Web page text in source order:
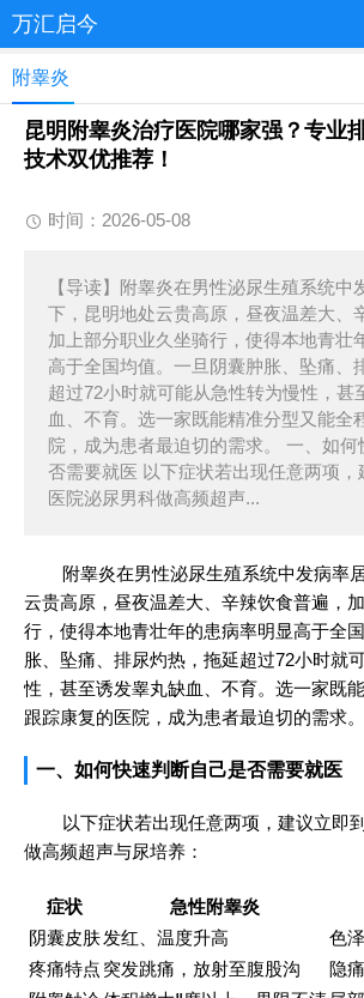
万汇启今
附睾炎
昆明附睾炎治疗医院哪家强？专业
技术双优推荐！
时间：2026-05-08
【导读】附睾炎在男性泌尿生殖系统中
下，昆明地处云贵高原，昼夜温差大、
加上部分职业久坐骑行，使得本地青壮
高于全国均值。一旦阴囊肿胀、坠痛、
超过72小时就可能从急性转为慢性，甚
血、不育。选一家既能精准分型又能全
院，成为患者最迫切的需求。 一、如何
否需要就医 以下症状若出现任意两项，
医院泌尿男科做高频超声...
附睾炎在男性泌尿生殖系统中发病率
云贵高原，昼夜温差大、辛辣饮食普遍，
行，使得本地青壮年的患病率明显高于全
胀、坠痛、排尿灼热，拖延超过72小时就
性，甚至诱发睾丸缺血、不育。选一家既
跟踪康复的医院，成为患者最迫切的需求。
一、如何快速判断自己是否需要就医
以下症状若出现任意两项，建议立即
做高频超声与尿培养：
症状 急性附睾炎
阴囊皮肤 发红、温度升高
色
疼痛特点 突发跳痛，放射至腹股沟
隐